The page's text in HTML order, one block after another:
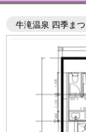
牛滝温泉 四季まつ